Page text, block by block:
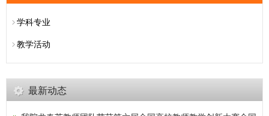
学科专业
教学活动
最新动态